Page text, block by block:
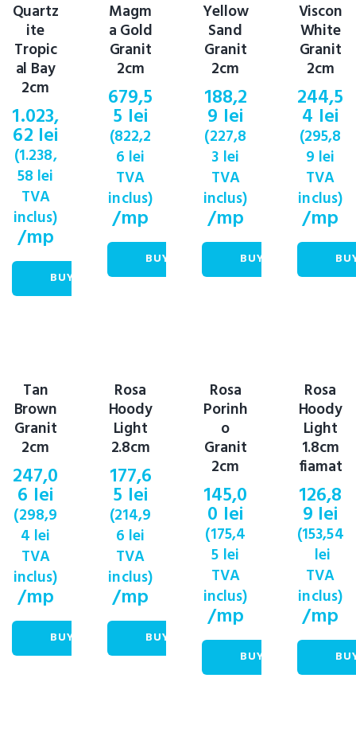
Quartz
ite
Tropic
al Bay
2cm
1.023,
62 lei
(1.238,
58 lei
TVA
inclus)
/mp
BUY NOW
Magm
a Gold
Granit
2cm
679,5
5 lei
(822,2
6 lei
TVA
inclus)
/mp
BUY NOW
Yellow
Sand
Granit
2cm
188,2
9 lei
(227,8
3 lei
TVA
inclus)
/mp
BUY NOW
Viscon
White
Granit
2cm
244,5
4 lei
(295,8
9 lei
TVA
inclus)
/mp
Tan
Brown
Granit
2cm
247,0
6 lei
(298,9
4 lei
TVA
inclus)
/mp
BUY NOW
Rosa
Hoody
Light
2.8cm
177,6
5 lei
(214,9
6 lei
TVA
inclus)
/mp
BUY NOW
Rosa
Porinh
o
Granit
2cm
145,0
0 lei
(175,4
5 lei
TVA
inclus)
/mp
BUY NOW
Rosa
Hoody
Light
1.8cm
fiamat
126,8
9 lei
(153,54
lei
TVA
inclus)
/mp